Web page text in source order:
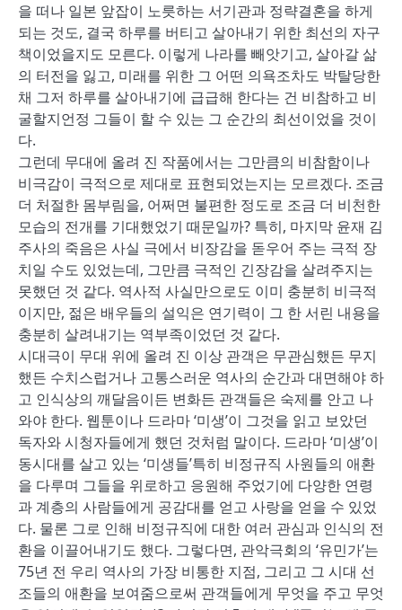
을 떠나 일본 앞잡이 노릇하는 서기관과 정략결혼을 하게
되는 것도, 결국 하루를 버티고 살아내기 위한 최선의 자구
책이었을지도 모른다. 이렇게 나라를 빼앗기고, 살아갈 삶
의 터전을 잃고, 미래를 위한 그 어떤 의욕조차도 박탈당한
채 그저 하루를 살아내기에 급급해 한다는 건 비참하고 비
굴할지언정 그들이 할 수 있는 그 순간의 최선이었을 것이
다.
그런데 무대에 올려 진 작품에서는 그만큼의 비참함이나
비극감이 극적으로 제대로 표현되었는지는 모르겠다. 조금
더 처절한 몸부림을, 어쩌면 불편한 정도로 조금 더 비천한
모습의 전개를 기대했었기 때문일까? 특히, 마지막 윤재 김
주사의 죽음은 사실 극에서 비장감을 돋우어 주는 극적 장
치일 수도 있었는데, 그만큼 극적인 긴장감을 살려주지는
못했던 것 같다. 역사적 사실만으로도 이미 충분히 비극적
이지만, 젊은 배우들의 설익은 연기력이 그 한 서린 내용을
충분히 살려내기는 역부족이었던 것 같다.
시대극이 무대 위에 올려 진 이상 관객은 무관심했든 무지
했든 수치스럽거나 고통스러운 역사의 순간과 대면해야 하
고 인식상의 깨달음이든 변화든 관객들은 숙제를 안고 나
와야 한다. 웹툰이나 드라마 ‘미생’이 그것을 읽고 보았던
독자와 시청자들에게 했던 것처럼 말이다. 드라마 ‘미생’이
동시대를 살고 있는 ‘미생들’특히 비정규직 사원들의 애환
을 다루며 그들을 위로하고 응원해 주었기에 다양한 연령
과 계층의 사람들에게 공감대를 얻고 사랑을 얻을 수 있었
다. 물론 그로 인해 비정규직에 대한 여러 관심과 인식의 전
환을 이끌어내기도 했다. 그렇다면, 관악극회의 ‘유민가’는
75년 전 우리 역사의 가장 비통한 지점, 그리고 그 시대 선
조들의 애환을 보여줌으로써 관객들에게 무엇을 주고 무엇